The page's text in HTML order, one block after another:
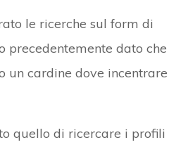
le ricerche sul form di
precedentemente dato che
un cardine dove incentrare
quello di ricercare i profili